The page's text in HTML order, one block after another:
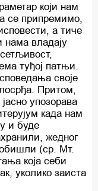
који нам
се припремимо,
а тиче
владају
туђој патњи.
своје
Притом,
упозорава
када нам
и буде
жедног
обишли (ср. Мт.
која себи
уколико заиста